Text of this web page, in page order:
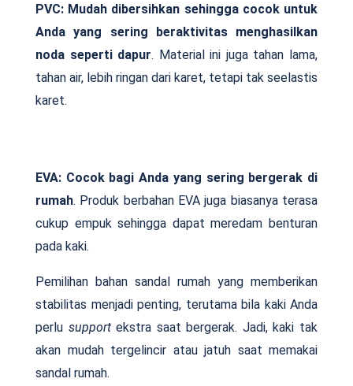
PVC: Mudah dibersihkan sehingga cocok untuk
Anda yang sering beraktivitas menghasilkan
noda seperti dapur. Material ini juga tahan lama,
tahan air, lebih ringan dari karet, tetapi tak seelastis
karet.
EVA: Cocok bagi Anda yang sering bergerak di
rumah. Produk berbahan EVA juga biasanya terasa
cukup empuk sehingga dapat meredam benturan
pada kaki.
Pemilihan bahan sandal rumah yang memberikan
stabilitas menjadi penting, terutama bila kaki Anda
perlu supportekstra saat bergerak. Jadi, kaki tak
akan mudah tergelincir atau jatuh saat memakai
sandal rumah.